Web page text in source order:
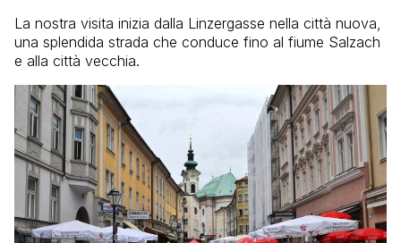
La nostra visita inizia dalla Linzergasse nella città nuova,
una splendida strada che conduce fino al fiume Salzach
e alla città vecchia.